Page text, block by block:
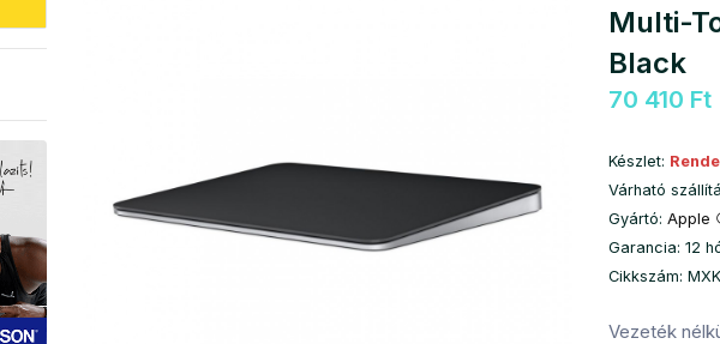
Multi-
Black
70 410 Ft
Készlet:
Várható
Gyártó:Apple
Garancia: 12
Cikkszám:
Vezeték